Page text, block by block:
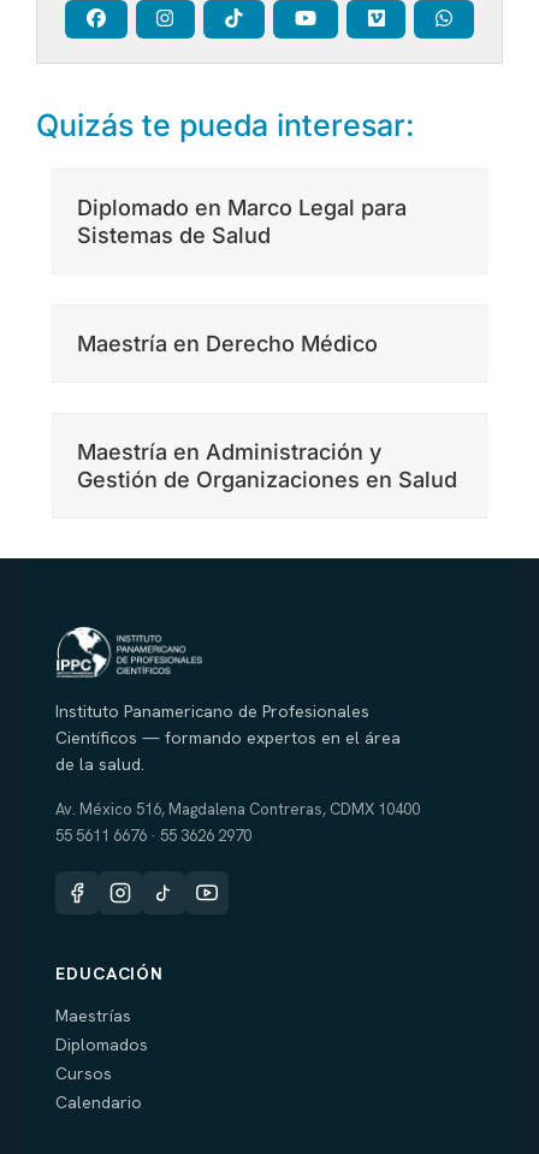
Quizás te pueda interesar:
Diplomado en Marco Legal para
Sistemas de Salud
Maestría en Derecho Médico
Maestría en Administración y
Gestión de Organizaciones en Salud
Instituto Panamericano de Profesionales
Científicos — formando expertos en el área
de la salud.
Av. México 516, Magdalena Contreras, CDMX 10400
55 5611 6676 · 55 3626 2970
EDUCACIÓN
Maestrías
Diplomados
Cursos
Calendario